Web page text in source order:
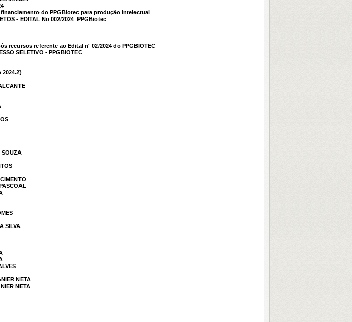
do PPGBiotec para produção intelectual
- EDITAL No 002/2024  PPGBiotec
recursos referente ao Edital n° 02/2024 do PPGBIOTEC
SELETIVO - PPGBIOTEC
2024.2)
SOUZA
SILVA
NETA
NETA